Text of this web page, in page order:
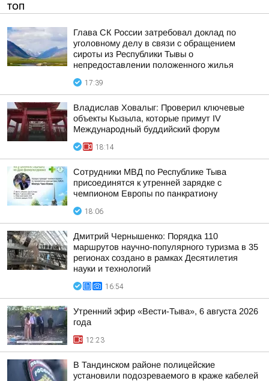
ТОП
Глава СК России затребовал доклад по
уголовному делу в связи с обращением
сироты из Республики Тывы о
непредоставлении положенного жилья
17:39
Владислав Ховалыг: Проверил ключевые
объекты Кызыла, которые примут IV
Международный буддийский форум
18:14
Сотрудники МВД по Республике Тыва
присоединятся к утренней зарядке с
чемпионом Европы по панкратиону
18:06
Дмитрий Чернышенко: Порядка 110
маршрутов научно-популярного туризма в 35
регионах создано в рамках Десятилетия
науки и технологий
16:54
Утренний эфир «Вести-Тыва», 6 августа 2026
года
12:23
В Тандинском районе полицейские
установили подозреваемого в краже кабелей